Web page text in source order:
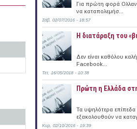
Για πρώτη φορά
να καταπολεμήσ...
Σάβ, 02/07/2016 - 18:57
Η διατάραξη του
Δεν είναι καθόλου
Facebook...
Τετ, 16/05/2018 - 10:38
Πρώτη η Ελλάδα
Τα υψηλότερα επίπεδα
εξακολουθούν να
Κυρ, 02/10/2016 - 19:39